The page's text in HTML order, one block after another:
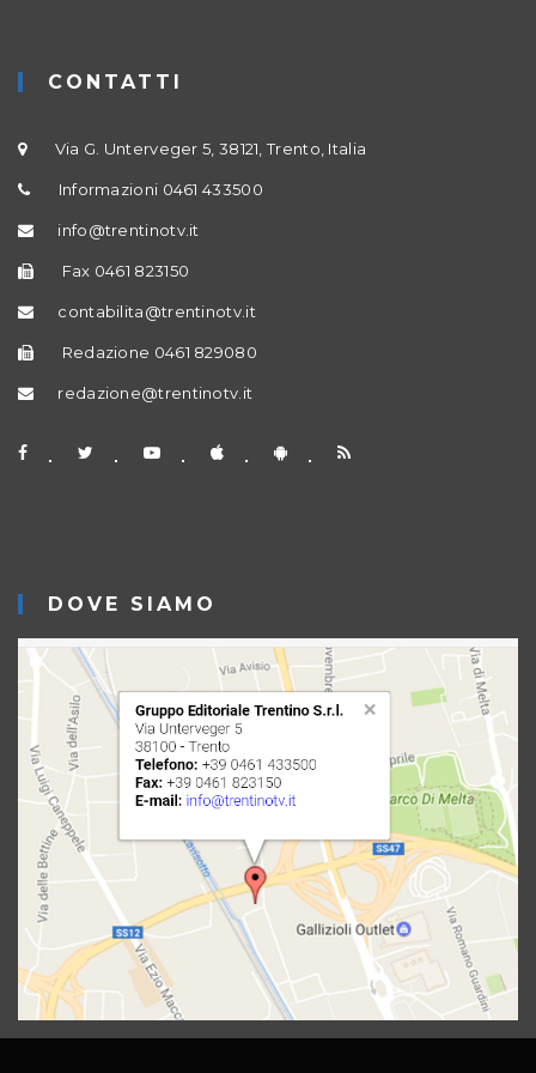
CONTATTI
Via G. Unterveger 5, 38121, Trento, Italia
Informazioni 0461 433500
info@trentinotv.it
Fax 0461 823150
contabilita@trentinotv.it
Redazione 0461 829080
redazione@trentinotv.it
DOVE SIAMO